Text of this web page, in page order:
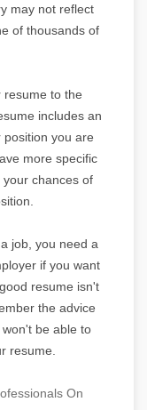
may not reflect
of thousands of
resume to the
includes an
you are
more specific
chances of
job, you need a
if you want
resume isn't
the advice
be able to
resume.
On